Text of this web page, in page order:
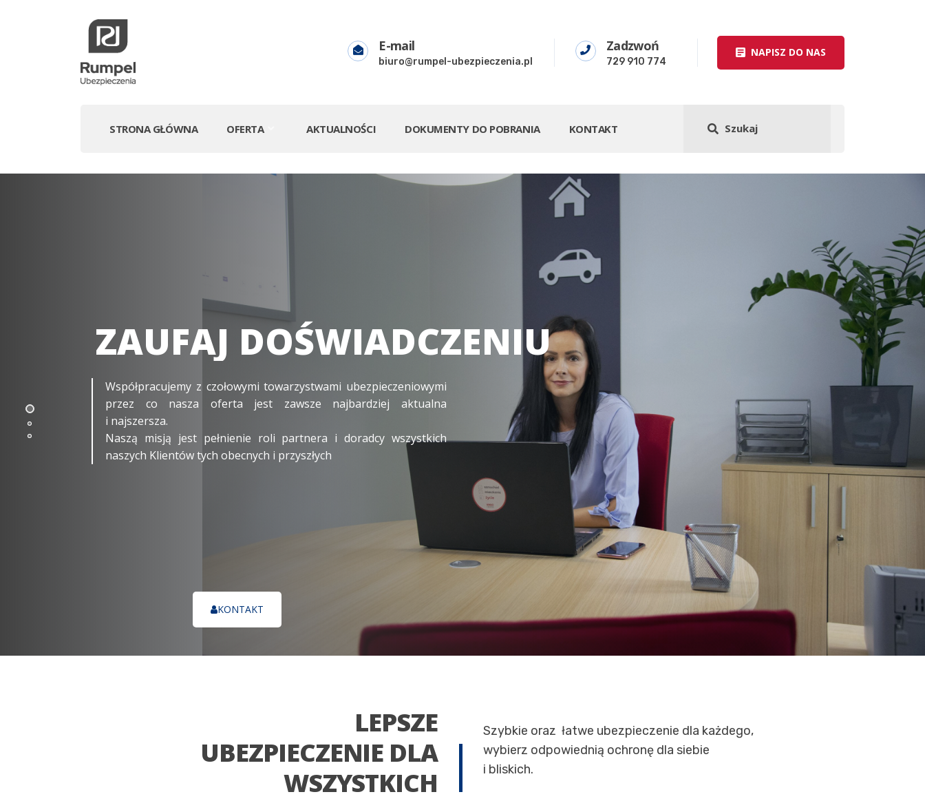
E-mail
biuro@rumpel-ubezpieczenia.pl
Zadzwoń
729 910 774
NAPISZ DO NAS
STRONA GŁÓWNA OFERTA AKTUALNOŚCI DOKUMENTY DO POBRANIA KONTAKT
Współpracujemy z czołowymi towarzystwami ubezpieczeniowymi
przez co nasza oferta jest zawsze najbardziej aktualna
i najszersza.
Naszą misją jest pełnienie roli partnera i doradcy wszystkich
naszych Klientów tych obecnych i przyszłych
KONTAKT
LEPSZE
UBEZPIECZENIE DLA
WSZYSTKICH
Szybkie oraz łatwe ubezpieczenie dla każdego,
wybierz odpowiednią ochronę dla siebie
i bliskich.